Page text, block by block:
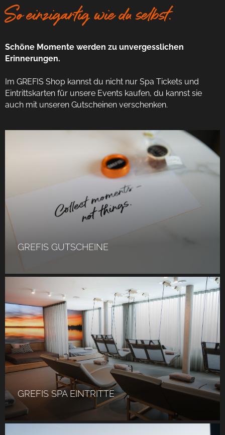
So einzigartig wie du selbst.
Schöne Momente werden zu unvergesslichen
Erinnerungen.
Im GREFIS Shop kannst du nicht nur Spa Tickets und
Eintrittskarten für unsere Events kaufen, du kannst sie
auch mit unseren Gutscheinen verschenken.
GREFIS GUTSCHEINE
GREFIS SPA EINTRITTE